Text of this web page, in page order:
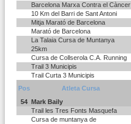
Barcelona Marxa Contra el Càncer
10 Km del Barri de Sant Antoni
Mitja Marató de Barcelona
Marató de Barcelona
La Talaia Cursa de Muntanya
25km
Cursa de Collserola C.A. Running
Trail 3 Municipis
Trail Curta 3 Municipis
Pos
Atleta Cursa
54 Mark Baily
Trail les Tres Fonts Masquefa
Cursa de muntanya de